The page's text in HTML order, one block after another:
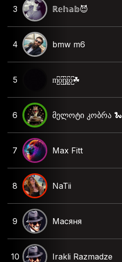
3 ℝ𝕖𝕙𝕒𝕓😈
4 bmw m6
5 m̺͆o̺͆r̺͆g̺͆o̺͆☘︎
6 მელოტი კობრა 🐍
7 Max Fitt
8 NaTii
9 Масяня
10 Irakli Razmadze